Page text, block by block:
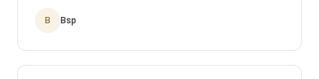
B Bsp